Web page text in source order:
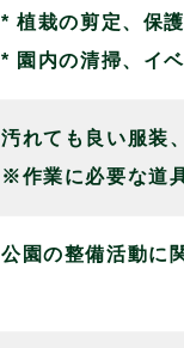
* 植栽の剪定、保護
* 園内の清掃、イ
汚れても良い服装
※作業に必要な道
公園の整備活動に